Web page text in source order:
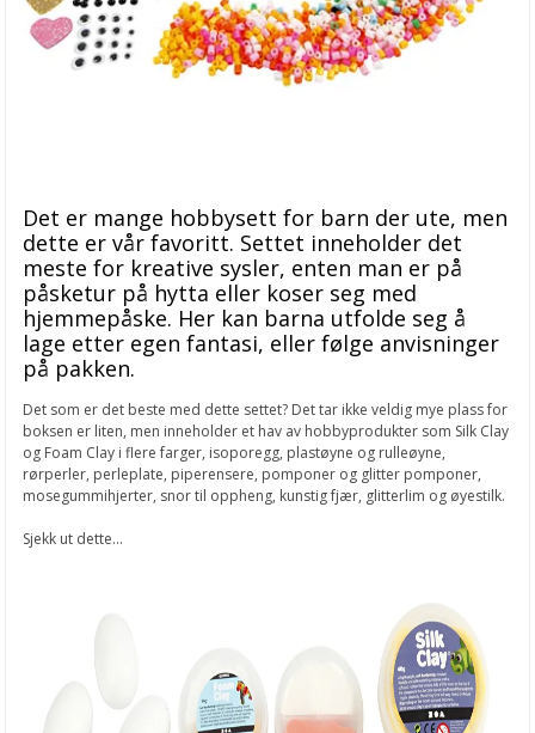
Det er mange hobbysett for barn der ute, men
dette er vår favoritt. Settet inneholder det
meste for kreative sysler, enten man er på
påsketur på hytta eller koser seg med
hjemmepåske. Her kan barna utfolde seg å
lage etter egen fantasi, eller følge anvisninger
på pakken.
Det som er det beste med dette settet? Det tar ikke veldig mye plass for
boksen er liten, men inneholder et hav av hobbyprodukter som Silk Clay
og Foam Clay i flere farger, isoporegg, plastøyne og rulleøyne,
rørperler, perleplate, piperensere, pomponer og glitter pomponer,
mosegummihjerter, snor til oppheng, kunstig fjær, glitterlim og øyestilk.
Sjekk ut dette...